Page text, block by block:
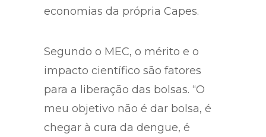
economias da própria Capes.
Segundo o MEC, o mérito e o
impacto científico são fatores
para a liberação das bolsas. “O
meu objetivo não é dar bolsa, é
chegar à cura da dengue, é